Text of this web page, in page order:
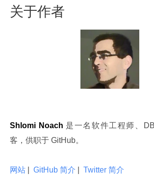
关于作者
Shlomi Noach 是一名软件工程师、
客，供职于 GitHub。
网站 GitHub 简介 Twitter 简介